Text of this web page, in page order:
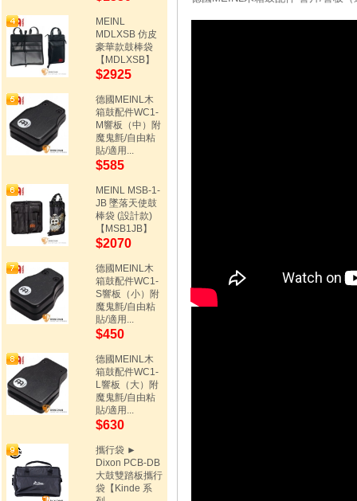
MEINL
MDLXSB 仿皮
豪華款鼓棒袋
【MDLXSB】
$2925
德國MEINL木
箱鼓配件WC1-
M響板（中）附
魔鬼氈/自由粘
貼/適用...
$585
MEINL MSB-1-
JB 墜落天使鼓
棒袋 (設計款)
【MSB1JB】
$2070
德國MEINL木
箱鼓配件WC1-
S響板（小）附
魔鬼氈/自由粘
貼/適用...
$450
德國MEINL木
箱鼓配件WC1-
L響板（大）附
魔鬼氈/自由粘
貼/適用...
$630
攜行袋 ►
Dixon PCB-DB
大鼓雙踏板攜行
袋【Kinde 系